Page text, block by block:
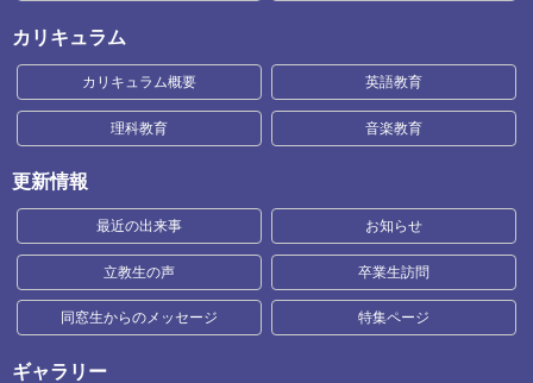
カリキュラム
カリキュラム概要 英語教育
理科教育 音楽教育
更新情報
最近の出来事 お知らせ
立教生の声 卒業生訪問
同窓生からのメッセージ 特集ページ
ギャラリー